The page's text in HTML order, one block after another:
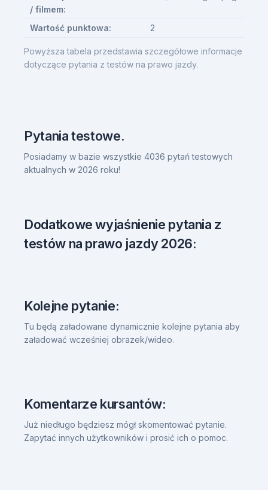
Powyższa tabela przedstawia szczegółowe informacje
dotyczące pytania z testów na prawo jazdy.
/ filmem:
Wartość punktowa: 2
Pytania testowe.
Posiadamy w bazie wszystkie 4036 pytań testowych
aktualnych w 2026 roku!
Dodatkowe wyjaśnienie pytania z
testów na prawo jazdy 2026:
Kolejne pytanie:
Tu będą załadowane dynamicznie kolejne pytania aby
załadować wcześniej obrazek/wideo.
Komentarze kursantów:
Już niedługo będziesz mógł skomentować pytanie.
Zapytać innych użytkowników i prosić ich o pomoc.